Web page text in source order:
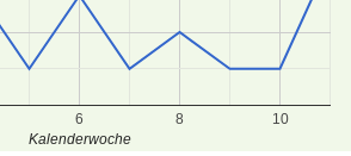
6 8 10
Kalenderwoche